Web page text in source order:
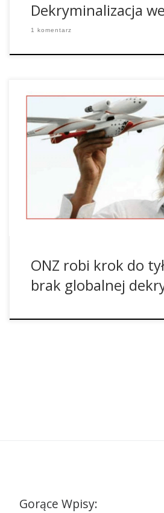
Dekryminalizacja
1 komentarz
Umowy narkotykowe, które są
krajów członkowskich, wymieniają
odurzające, nie mówią jednak o tym,
albo posiadanie ma być karane. ONZ
raport na temat negatywnych
konsumentów i wezwało kraje
dekryminalizacji. Jednak w ostatniej
ONZ robi krok do
brak globalnej
Gorące Wpisy: